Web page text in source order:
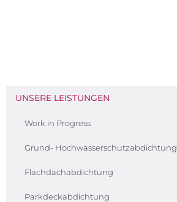
UNSERE LEISTUNGEN
Work in Progress
Grund- Hochwasserschutzabdichtung
Flachdachabdichtung
Parkdeckabdichtung